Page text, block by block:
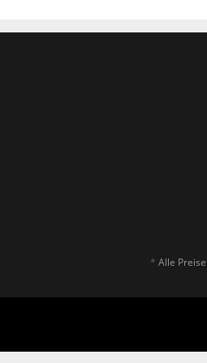
* Alle